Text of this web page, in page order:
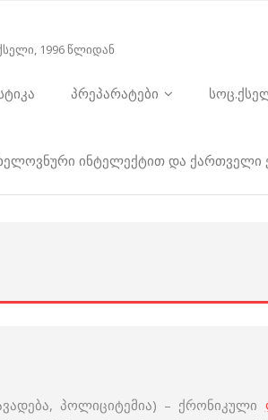
1996 წლიდან
პრეპარატები
ინტელექტით და ქართველი
პოლიციტემია) – ქრონიკული